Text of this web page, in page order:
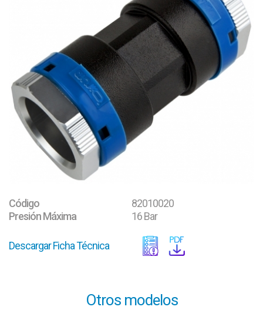
Código
82010020
Presión Máxima
16 Bar
Descargar Ficha Técnica
Otros modelos